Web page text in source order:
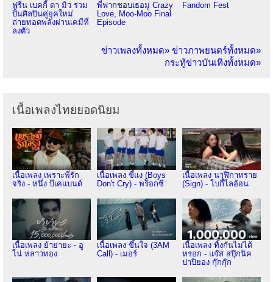
ฟรีน เบคกี้ ดา มิว ร่วม
ปั้นศิลปินคู่ยุคใหม่
ถ่ายทอดพลังผ่านเคมีที่
ลงตัว
พี่ฟากชอบเธอมู่ Crazy
Love, Moo-Moo Final
Episode
Fandom Fest
ข่าวเพลงทั้งหมด» ข่าวภาพยนตร์ทั้งหมด»
กระทู้ข่าวบันเทิงทั้งหมด»
เนื้อเพลงไทยยอดนิยม
เนื้อเพลง เพราะพี่รัก
จริง - หนึ่ง บีเคแบนด์
เนื้อเพลง ขี้แง (Boys
Don't Cry) - พร็อกซี
เนื้อเพลง นาฬิกาทราย
(Sign) - โบกี้ไลอ้อน
เนื้อเพลง ย้าย่ายะ - อู
โน่ หลาวทอง
เนื้อเพลง ขึ้นใจ (3AM
Call) - เมอร์
เนื้อเพลง ทิ้งกันไม่ได้
หรอก - แจ๊ส สปุ๊กนิค
ปาปิยอง กุ๊กกุ๊ก